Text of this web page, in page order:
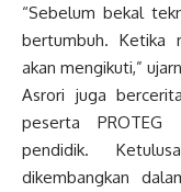
“Sebelum bekal
bertumbuh. Ketika
akan mengikuti,”
Asrori juga
peserta PROTEG
pendidik.
dikembangkan